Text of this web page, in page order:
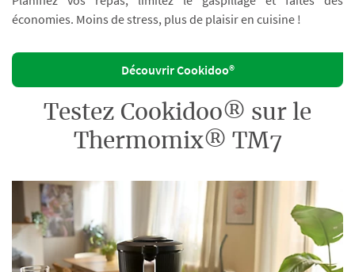
économies. Moins de stress, plus de plaisir en cuisine !
Découvrir Cookidoo®
Testez Cookidoo® sur le
Thermomix® TM7